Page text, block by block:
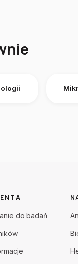
do badań